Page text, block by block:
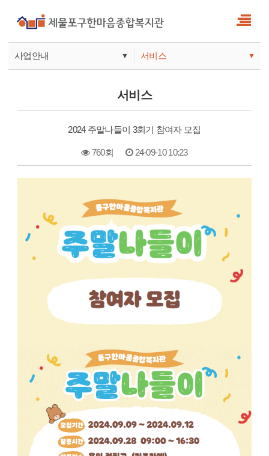
사업안내 ▼
기관안내
서비스 ▼
서비스
참여
서비스
2024 주말나들이 3회기 참여자 모집
760회 24-09-10 10:23
본문